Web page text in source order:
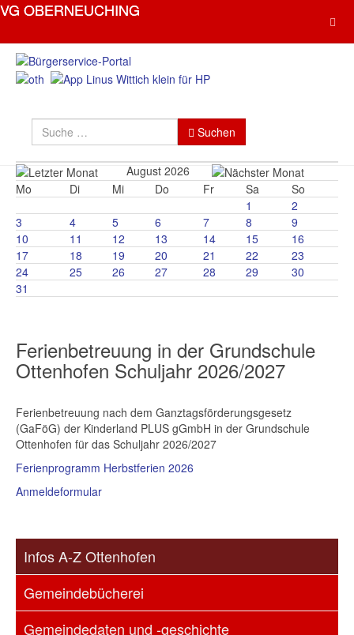
Suchen Type 2 or more characters for
Suchen
August 2026
Mo
Di Mi Do Fr Sa
So
1
2
3
4 5 6 7 8
9
10
11 12 13 14 15
16
17
18 19 20 21 22
23
24
25 26 27 28 29
30
31
Ferienbetreuung in der Grundschule
Ottenhofen Schuljahr 2026/2027
Ferienbetreuung nach dem Ganztagsförderungsgesetz
(GaFöG) der Kinderland PLUS gGmbH in der Grundschule
Ottenhofen für das Schuljahr 2026/2027
Ferienprogramm Herbstferien 2026
Anmeldeformular
Infos A-Z Ottenhofen
Gemeindebücherei
Gemeindedaten und -geschichte